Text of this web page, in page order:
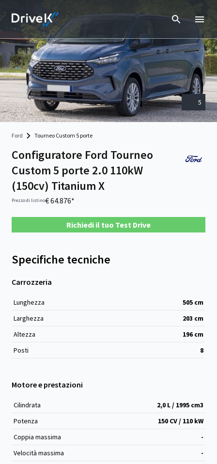
5
Ford Tourneo Custom 5 porte
Configuratore Ford Tourneo
Custom 5 porte 2.0 110kW
(150cv) Titanium X
Prezzo di listino€ 64.876*
Richiedi il tuo Test Drive
Specifiche tecniche
Carrozzeria
Lunghezza 505 cm
Larghezza
203 cm
Altezza
196 cm
Posti
8
Motore e prestazioni
Cilindrata 2,0 L / 1995 cm3
Potenza
150 CV / 110 kW
Coppia massima
-
Velocità massima
-